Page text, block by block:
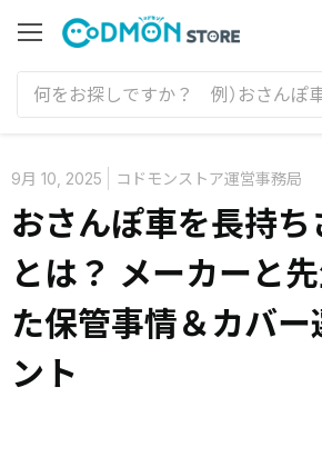
ュ
ー
9月 10, 2025 コドモンストア運営事務局
おさんぽ車を長持
とは？ メーカーと
た保管事情＆カバー
ント